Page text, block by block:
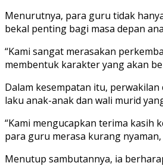
Menurutnya, para guru tidak
bekal penting bagi masa depan
“Kami sangat merasakan
membentuk karakter yang akan
Dalam kesempatan itu,
laku anak-anak dan wali murid
“Kami mengucapkan terima kasih
para guru merasa kurang
Menutup sambutannya, ia